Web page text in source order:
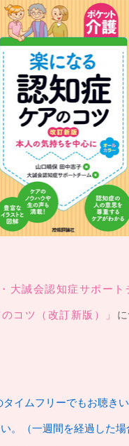
大誠会認知症サポー
コツ（改訂新版）」
イムフリーでもお聴き
。（一週間を経過した